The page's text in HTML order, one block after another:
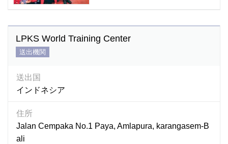
LPKS World Training Center
送出機関
送出国
インドネシア
住所
Jalan Cempaka No.1 Paya, Amlapura, karangasem-B
ali